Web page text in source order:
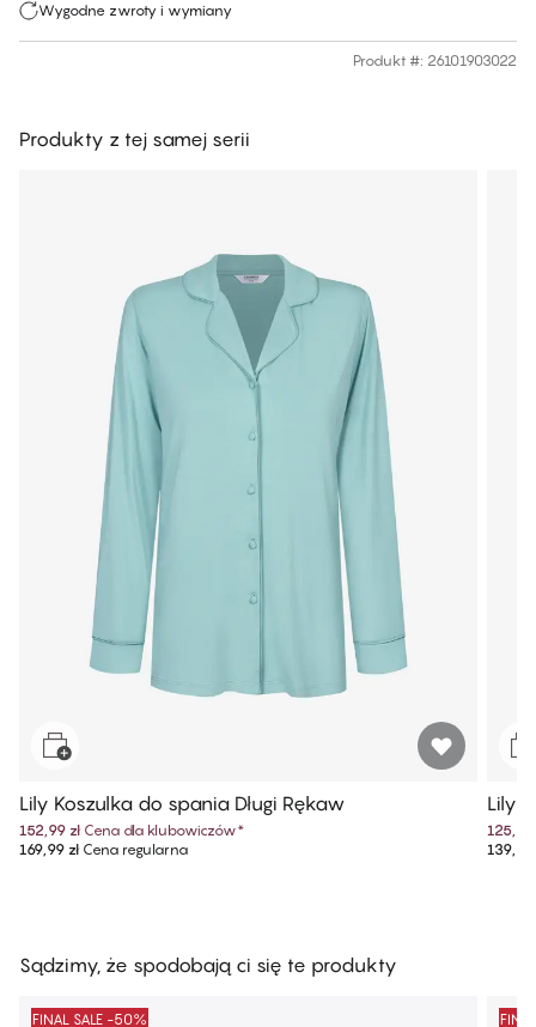
Wygodne zwroty i wymiany
Produkt #: 26101903022
Produkty z tej samej serii
Lily Koszulka do spania Długi Rękaw
152,99 zł Cena dla klubowiczów*
169,99 złCena regularna
Lily
125,99
139,99
Sądzimy, że spodobają ci się te produkty
FINAL SALE -50%